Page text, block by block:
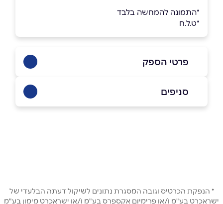
*התמונה להמחשה בלבד
*ט.ל.ח
פרטי הספק
אימייל*
סניפים
* הנפקת הכרטיס וגובה המסגרת נתונים לשיקול דעתה הבלעדי של
ישראכרט בע"מ ו/או פרימיום אקספרס בע"מ ו/או ישראכרט מימון בע"מ